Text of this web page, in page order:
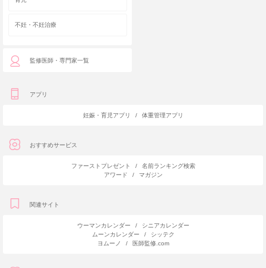
不妊・不妊治療
監修医師・専門家一覧
アプリ
妊娠・育児アプリ / 体重管理アプリ
おすすめサービス
ファーストプレゼント /
名前ランキング検索
アワード
/ マガジン
関連サイト
ウーマンカレンダー /
シニアカレンダー
ムーンカレンダー
/
シッテク
ヨムーノ
/ 医師監修.com